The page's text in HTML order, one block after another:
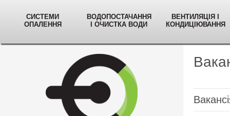
СИСТЕМИ
ОПАЛЕННЯ
ВОДОПОСТАЧАННЯ
І ОЧИСТКА ВОДИ
ВЕНТИЛЯЦІЯ І
КОНДИЦІЮВАННЯ